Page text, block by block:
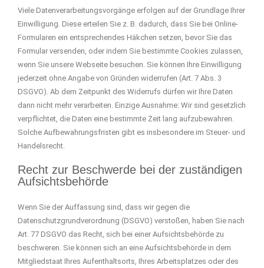
Viele Datenverarbeitungsvorgänge erfolgen auf der Grundlage Ihrer
Einwilligung. Diese erteilen Sie z. B. dadurch, dass Sie bei Online-
Formularen ein entsprechendes Häkchen setzen, bevor Sie das
Formular versenden, oder indem Sie bestimmte Cookies zulassen,
wenn Sie unsere Webseite besuchen. Sie können Ihre Einwilligung
jederzeit ohne Angabe von Gründen widerrufen (Art. 7 Abs. 3
DSGVO). Ab dem Zeitpunkt des Widerrufs dürfen wir Ihre Daten
dann nicht mehr verarbeiten. Einzige Ausnahme: Wir sind gesetzlich
verpflichtet, die Daten eine bestimmte Zeit lang aufzubewahren.
Solche Aufbewahrungsfristen gibt es insbesondere im Steuer- und
Handelsrecht.
Recht zur Beschwerde bei der zuständigen
Aufsichtsbehörde
Wenn Sie der Auffassung sind, dass wir gegen die
Datenschutzgrundverordnung (DSGVO) verstoßen, haben Sie nach
Art. 77 DSGVO das Recht, sich bei einer Aufsichtsbehörde zu
beschweren. Sie können sich an eine Aufsichtsbehörde in dem
Mitgliedstaat Ihres Aufenthaltsorts, Ihres Arbeitsplatzes oder des